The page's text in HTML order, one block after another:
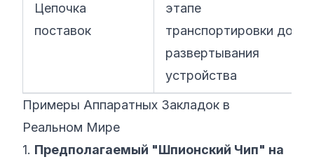
Цепочка
поставок
этапе
транспортировки до
развертывания
устройства
Примеры Аппаратных Закладок в
Реальном Мире
1. Предполагаемый "Шпионский Чип" на